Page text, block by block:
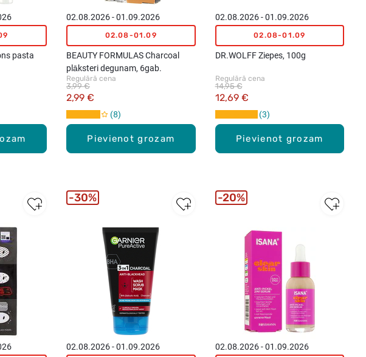
pasta
Pievienot grozam
02.08.2026 - 01.09.2026
02.08-01.09
BEAUTY FORMULAS Charcoal
plāksteri degunam, 6gab.
Regulārā cena
2,99 €
3,99 €
8
Pievienot grozam
02.08.2026 - 01.09.2026
02.08-01.09
DR.WOLFF Ziepes, 100g
Regulārā cena
12,69 €
14,95 €
3
02.08.2026 - 01.09.2026
30%
02.08.2026 - 01.09.2026
20%